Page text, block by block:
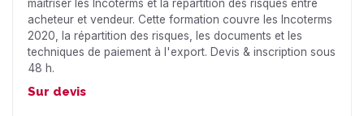
maîtriser les Incoterms et la répartition des risques entre
acheteur et vendeur. Cette formation couvre les Incoterms
2020, la répartition des risques, les documents et les
techniques de paiement à l'export. Devis & inscription sous
48 h.
Sur devis